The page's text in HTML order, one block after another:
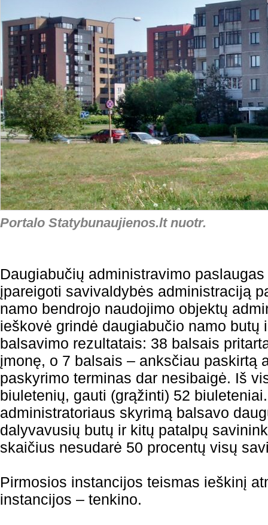
Portalo Statybunaujienos.lt nuotr.
Daugiabučių administravimo
įpareigoti savivaldybės administraciją
namo bendrojo naudojimo objektų
ieškovė grindė daugiabučio namo butų
balsavimo rezultatais: 38 balsais
įmonę, o 7 balsais – anksčiau paskirtą
paskyrimo terminas dar nesibaigė. Iš
biuletenių, gauti (grąžinti) 52
administratoriaus skyrimą balsavo
dalyvavusių butų ir kitų patalpų
skaičius nesudarė 50 procentų visų
Pirmosios instancijos teismas ieškinį
instancijos – tenkino.